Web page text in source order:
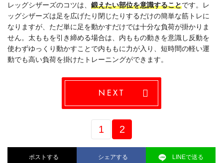
レッグシザーズのコツは、 鍛えたい部位を意識することです。レ
ッグシザーズは足を広げたり閉じたりするだけの簡単な筋トレに
なりますが、ただ単に足を動かすだけでは十分な負荷が掛かりま
せん。太ももを引き締める場合は、内ももの動きを意識し反動を
使わずゆっくり動かすことで内ももに力が入り、短時間の軽い運
動でも高い負荷を掛けたトレーニングができます。
NEXT
1 2
ポストする シェアする LINEで送る